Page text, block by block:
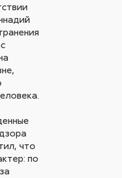
что
по